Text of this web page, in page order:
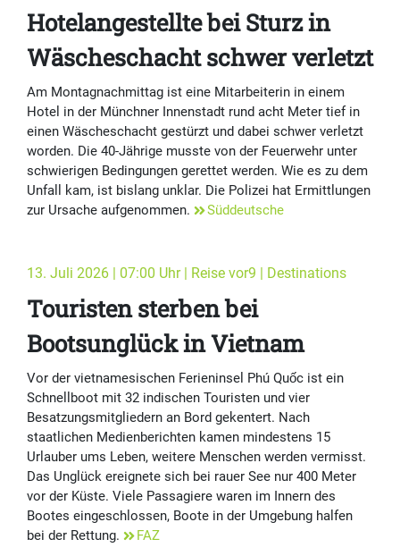
Hotelangestellte bei Sturz in
Wäscheschacht schwer verletzt
Am Montagnachmittag ist eine Mitarbeiterin in einem
Hotel in der Münchner Innenstadt rund acht Meter tief in
einen Wäscheschacht gestürzt und dabei schwer verletzt
worden. Die 40-Jährige musste von der Feuerwehr unter
schwierigen Bedingungen gerettet werden. Wie es zu dem
Unfall kam, ist bislang unklar. Die Polizei hat Ermittlungen
zur Ursache aufgenommen.
Süddeutsche
13. Juli 2026 | 07:00 Uhr | Reise vor9 | Destinations
Touristen sterben bei
Bootsunglück in Vietnam
Vor der vietnamesischen Ferieninsel Phú Quốc ist ein
Schnellboot mit 32 indischen Touristen und vier
Besatzungsmitgliedern an Bord gekentert. Nach
staatlichen Medienberichten kamen mindestens 15
Urlauber ums Leben, weitere Menschen werden vermisst.
Das Unglück ereignete sich bei rauer See nur 400 Meter
vor der Küste. Viele Passagiere waren im Innern des
Bootes eingeschlossen, Boote in der Umgebung halfen
bei der Rettung.
FAZ